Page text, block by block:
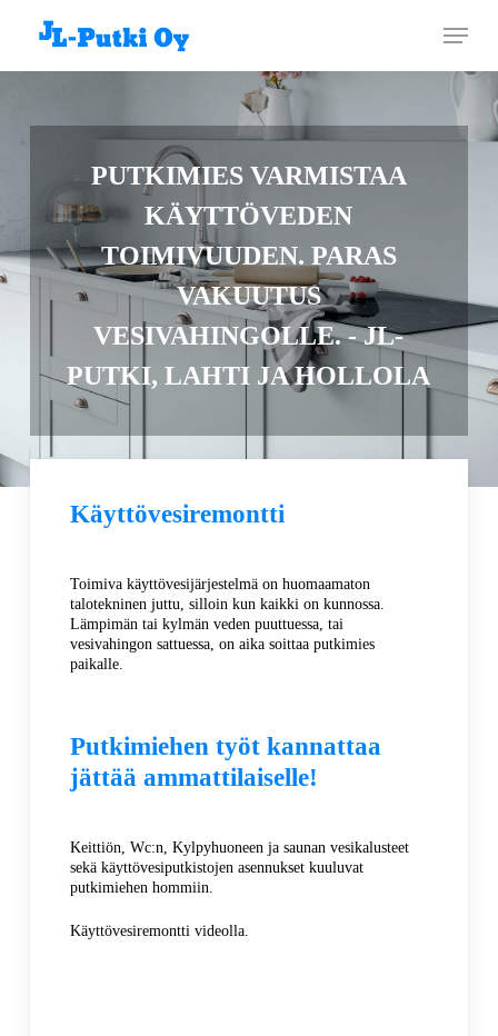
content
Menu
PUTKIMIES VARMISTAA
KÄYTTÖVEDEN
TOIMIVUUDEN. PARAS
VAKUUTUS
VESIVAHINGOLLE. - JL-
PUTKI, LAHTI JA HOLLOLA
Käyttövesiremontti
Toimiva käyttövesijärjestelmä on huomaamaton
talotekninen juttu, silloin kun kaikki on kunnossa.
Lämpimän tai kylmän veden puuttuessa, tai
vesivahingon sattuessa, on aika soittaa putkimies
paikalle.
Putkimiehen työt kannattaa
jättää ammattilaiselle!
Keittiön, Wc:n, Kylpyhuoneen ja saunan vesikalusteet
sekä käyttövesiputkistojen asennukset kuuluvat
putkimiehen hommiin.
Käyttövesiremontti videolla.